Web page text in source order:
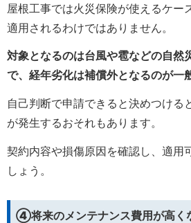
屋根工事では火災保険が使えるケー
適用されるわけではありません。
対象となるのは台風や雹などの自然
で、経年劣化は補償外となるのが一
自己判断で申請できると決めつける
が発生するおそれもあります。
契約内容や損傷原因を確認し、適用
しょう。
④将来のメンテナンス費用が高く